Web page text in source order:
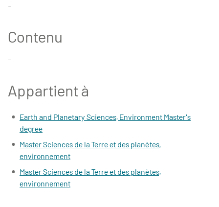
-
Contenu
-
Appartient à
Earth and Planetary Sciences, Environment Master's
degree
Master Sciences de la Terre et des planètes,
environnement
Master Sciences de la Terre et des planètes,
environnement